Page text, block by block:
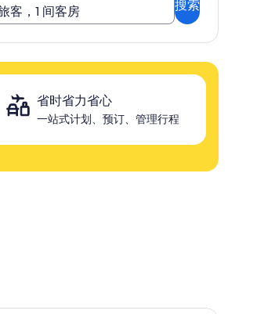
搜索
省时省力省心
一站式计划、预订、管理行程